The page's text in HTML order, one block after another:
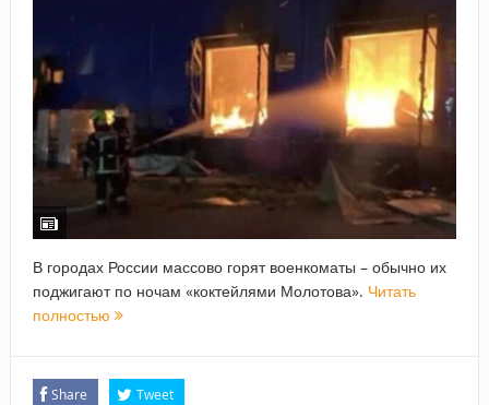
В городах России массово горят военкоматы – обычно их
поджигают по ночам «коктейлями Молотова». Читать
полностью
Share Tweet